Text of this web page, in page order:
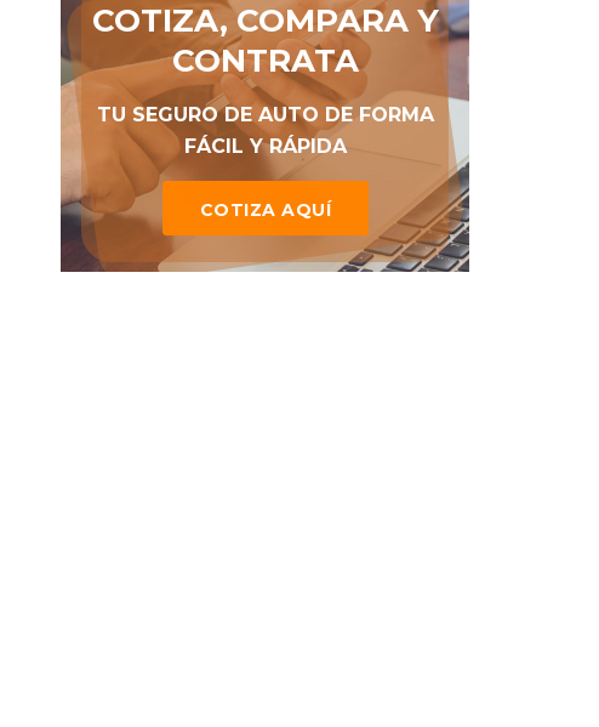
COTIZA, COMPARA Y
CONTRATA
TU SEGURO DE AUTO DE FORMA
FÁCIL Y RÁPIDA
COTIZA AQUÍ